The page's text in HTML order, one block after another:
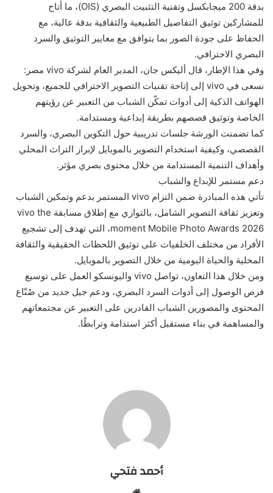
بدقة 200 ميجابكسل وتقنية التثبيت البصري (OIS)، ما أتاح
للمشاركين توثيق التفاصيل الطبيعية والثقافية بدقة عالية، مع
الحفاظ على جودة الصور بما يتوافق مع معايير التوثيق والسرد
البصري الاحترافي.
وفي هذا الإطار، قال أليكس جان، المدير العام لشركة vivo مصر:
نسعى في vivo إلى إتاحة تقنيات التصوير الاحترافي للجميع، وتحويل
الهواتف الذكية إلى أدوات تمكّن الشباب من التعبير عن رؤيتهم
الخاصة وتوثيق قصصهم بطريقة إبداعية ومستدامة.
كما تضمنت الورشة جلسات تدريبية حول التكوين البصري، والسرد
القصصي، وكيفية استخدام التصوير بالموبايل لإبراز التراث المحلي
وأهداف التنمية المستدامة من خلال محتوى بصري مؤثر.
دعم مستمر للإبداع والشباب
تأتي هذه المبادرة ضمن التزام vivo المستمر بدعم وتمكين الشباب
وتعزيز ثقافة التصوير الشامل، بالتوازي مع إطلاق مسابقة vivo the
moment Mobile Photo Awards 2026، التي تهدف إلى تشجيع
الأفراد من مختلف الخلفيات على توثيق اللحظات الحقيقية والثقافة
المحلية والحياة اليومية من خلال التصوير بالموبايل.
ومن خلال هذا التعاون، تواصل vivo واليونسكو العمل على توسيع
فرص الوصول إلى أدوات السرد البصري، ودعم جيل جديد من صُنّاع
المحتوى والمصورين الشباب القادرين على التعبير عن مجتمعاتهم
والمساهمة في بناء مستقبل أكثر استدامة وترابطًا.
أحمد فتحي